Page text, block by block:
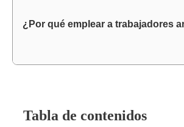
¿Por qué emplear a trabajadores
Tabla de contenidos